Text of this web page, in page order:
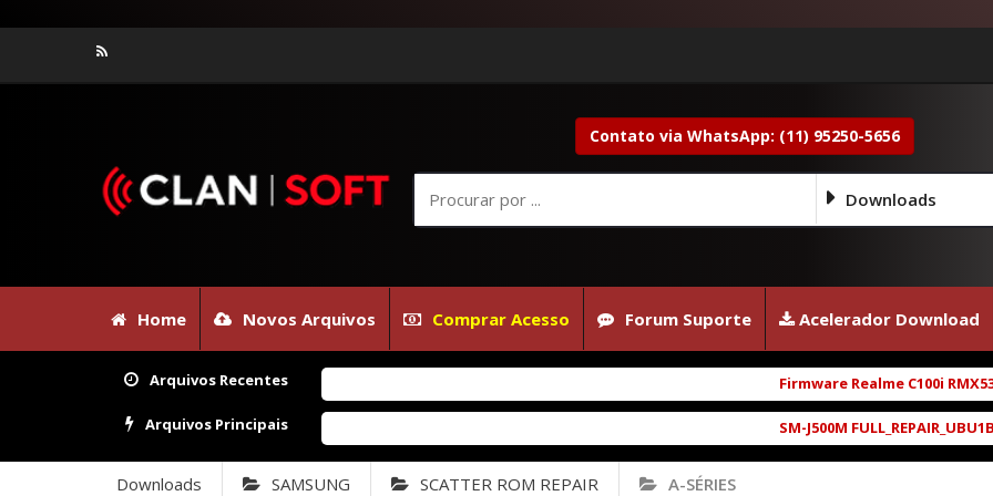
Contato via WhatsApp: (11) 95250-5656
Downloads
Home Novos Arquivos Comprar Acesso Forum Suporte Acelerador Download
Arquivos Recentes Firmware Realme C100i
Arquivos Principais SM-J500M
Downloads SAMSUNG SCATTER ROM REPAIR A-SÉRIES